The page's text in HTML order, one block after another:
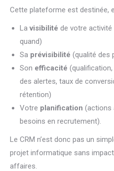
Cette plateforme est destinée,
La visibilité de votre activité
quand)
Sa prévisibilité (qualité des
Son efficacité
des alertes, taux de
rétention)
Votre planification (actions
besoins en recrutement).
Le CRM n’est donc pas un
projet informatique sans
affaires.